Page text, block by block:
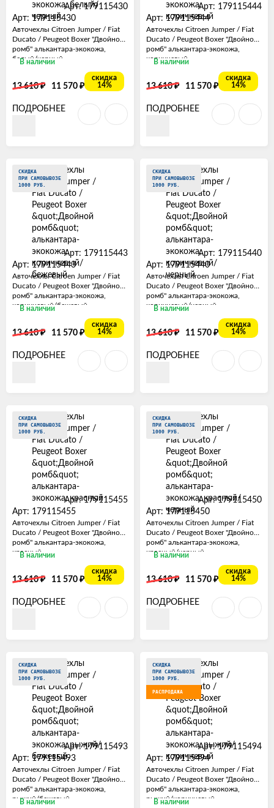
Арт: 179115430
Арт: 179115430
Авточехлы Citroen Jumper / Fiat
Ducato / Peugeot Boxer "Двойной
ромб" алькантара-экокожа,
белый/черный
В наличии
13 610₽ 11 570 ₽
скидка
14%
ПОДРОБНЕЕ
Арт: 179115444
Арт: 179115444
Авточехлы Citroen Jumper / Fiat
Ducato / Peugeot Boxer "Двойной
ромб" алькантара-экокожа,
коричневый
В наличии
13 610₽ 11 570 ₽
скидка
14%
ПОДРОБНЕЕ
СКИДКА
ПРИ САМОВЫВОЗЕ
1000 РУБ.
Арт: 179115443
Арт: 179115443
Авточехлы Citroen Jumper / Fiat
Ducato / Peugeot Boxer "Двойной
ромб" алькантара-экокожа,
коричневый/бежевый
В наличии
13 610₽ 11 570 ₽
скидка
14%
ПОДРОБНЕЕ
СКИДКА
ПРИ САМОВЫВОЗЕ
1000 РУБ.
Арт: 179115440
Арт: 179115440
Авточехлы Citroen Jumper / Fiat
Ducato / Peugeot Boxer "Двойной
ромб" алькантара-экокожа,
коричневый/черный
В наличии
13 610₽ 11 570 ₽
скидка
14%
ПОДРОБНЕЕ
СКИДКА
ПРИ САМОВЫВОЗЕ
1000 РУБ.
Арт: 179115455
Арт: 179115455
Авточехлы Citroen Jumper / Fiat
Ducato / Peugeot Boxer "Двойной
ромб" алькантара-экокожа,
красный
В наличии
13 610₽ 11 570 ₽
скидка
14%
ПОДРОБНЕЕ
СКИДКА
ПРИ САМОВЫВОЗЕ
1000 РУБ.
Арт: 179115450
Арт: 179115450
Авточехлы Citroen Jumper / Fiat
Ducato / Peugeot Boxer "Двойной
ромб" алькантара-экокожа,
красный/черный
В наличии
13 610₽ 11 570 ₽
скидка
14%
ПОДРОБНЕЕ
СКИДКА
ПРИ САМОВЫВОЗЕ
1000 РУБ.
Арт: 179115493
Арт: 179115493
Авточехлы Citroen Jumper / Fiat
Ducato / Peugeot Boxer "Двойной
ромб" алькантара-экокожа,
рыжий/бежевый
В наличии
СКИДКА
ПРИ САМОВЫВОЗЕ
1000 РУБ.
РАСПРОДАЖА
Арт: 179115494
Арт: 179115494
Авточехлы Citroen Jumper / Fiat
Ducato / Peugeot Boxer "Двойной
ромб" алькантара-экокожа,
рыжий/коричневый
В наличии